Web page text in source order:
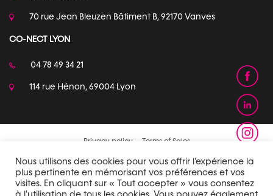
70 rue Jean Bleuzen Bâtiment B, 92170 Vanves
CO-NECT LYON
04 78 49 34 21
114 rue Hénon, 69004 Lyon
Privacy policy Terms of Sales
Nous utilisons des cookies pour vous offrir l'expérience la
plus pertinente en mémorisant vos préférences et vos
visites. En cliquant sur « Tout accepter » vous consentez